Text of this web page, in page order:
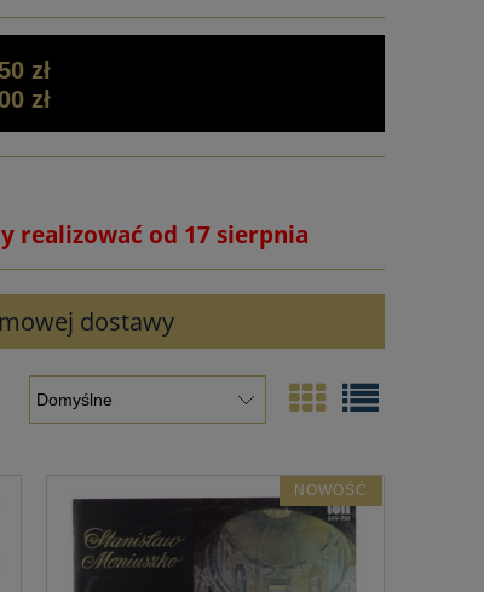
zł
zł
realizować od 17 sierpnia
dostawy
NOWOŚĆ